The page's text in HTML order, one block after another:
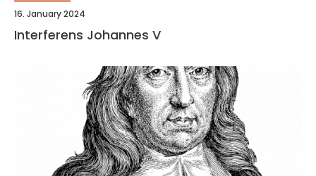
16. January 2024
Interferens Johannes V